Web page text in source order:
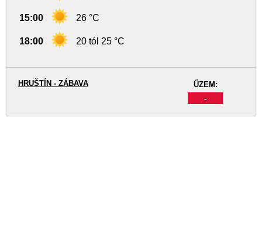
15:00 26 °C
18:00 20 tól 25 °C
ŰZEM:
-
HRUŠTÍN - ZÁBAVA